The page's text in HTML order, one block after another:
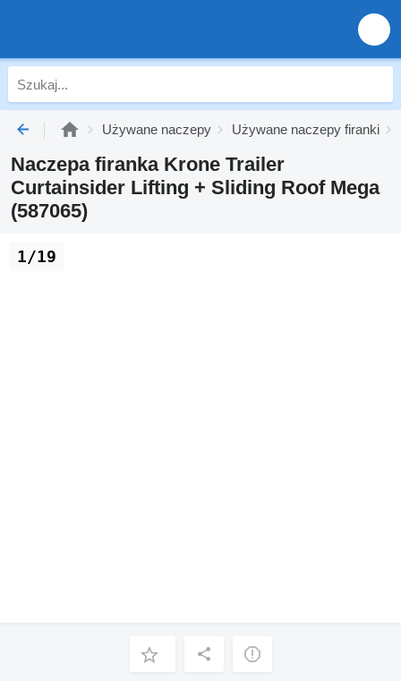
Używane naczepy Używane naczepy firanki
Naczepa firanka Krone Trailer
Curtainsider Lifting + Sliding Roof Mega
(587065)
1/19